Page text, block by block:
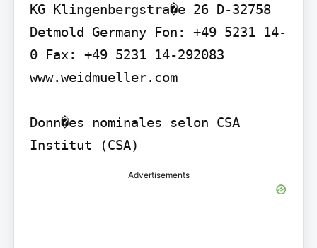
KG Klingenbergstra�e 26 D-32758
Detmold Germany Fon: +49 5231 14-
0 Fax: +49 5231 14-292083
www.weidmueller.com
Donn�es nominales selon CSA
Institut (CSA)
Advertisements